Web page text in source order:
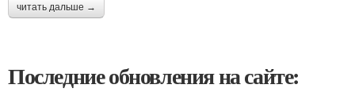
читать дальше →
Последние обновления на сайте: